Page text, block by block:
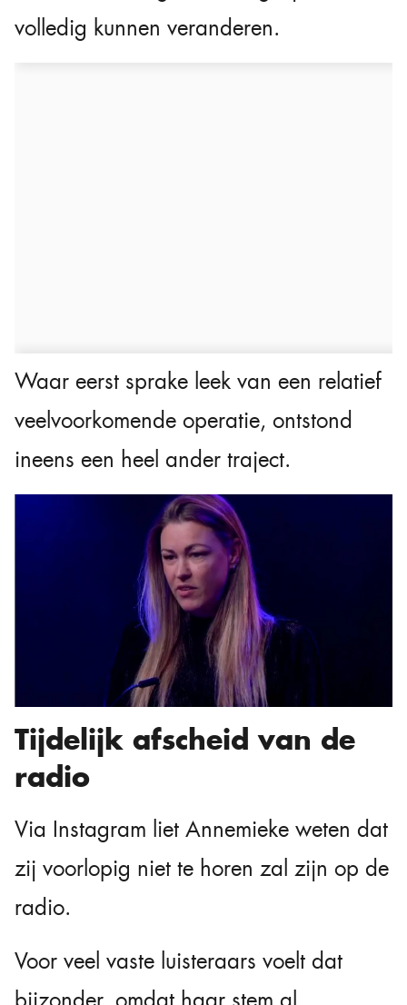
volledig kunnen veranderen.
Waar eerst sprake leek van een relatief
veelvoorkomende operatie, ontstond
ineens een heel ander traject.
Tijdelijk afscheid van de
radio
Via Instagram liet Annemieke weten dat
zij voorlopig niet te horen zal zijn op de
radio.
Voor veel vaste luisteraars voelt dat